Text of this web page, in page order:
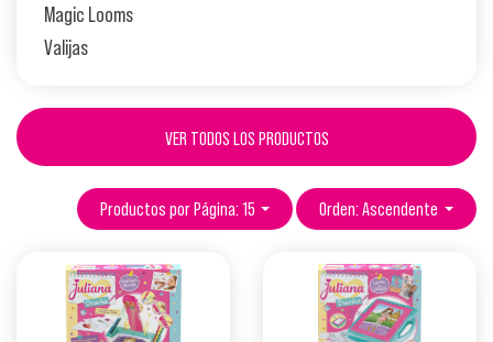
Magic Looms
Valijas
VER TODOS LOS PRODUCTOS
Productos por Página: 15 Orden: Ascendente